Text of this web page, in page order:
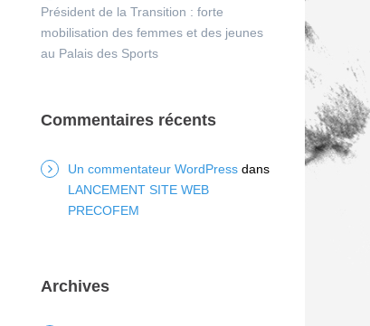
Président de la Transition : forte
mobilisation des femmes et des jeunes
au Palais des Sports
Commentaires récents
Un commentateur WordPressdans
LANCEMENT SITE WEB
PRECOFEM
Archives